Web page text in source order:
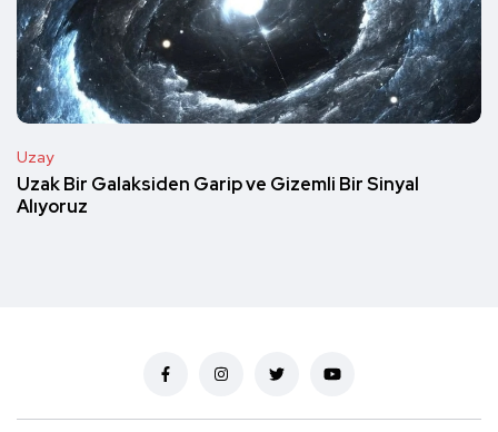
Uzay
Uzak Bir Galaksiden Garip ve Gizemli Bir Sinyal
Alıyoruz